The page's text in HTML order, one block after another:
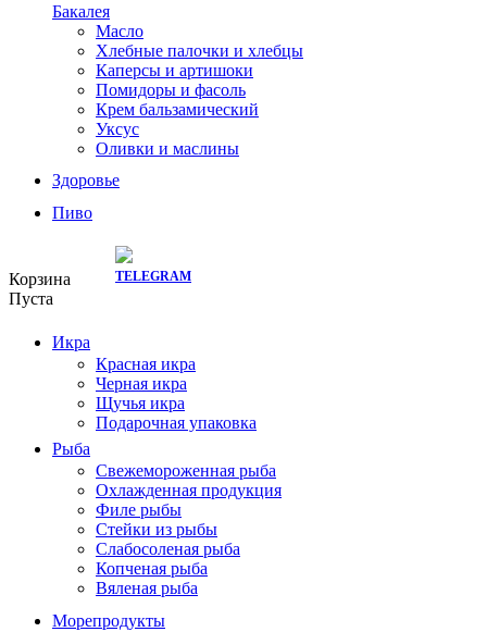
Бакалея
Масло
Хлебные палочки и хлебцы
Каперсы и артишоки
Помидоры и фасоль
Крем бальзамический
Уксус
Оливки и маслины
Здоровье
Пиво
Корзина
Пуста
Икра
Красная икра
Черная икра
Щучья икра
Подарочная упаковка
Рыба
Свежемороженная рыба
Охлажденная продукция
Филе рыбы
Стейки из рыбы
Слабосоленая рыба
Копченая рыба
Вяленая рыба
Морепродукты